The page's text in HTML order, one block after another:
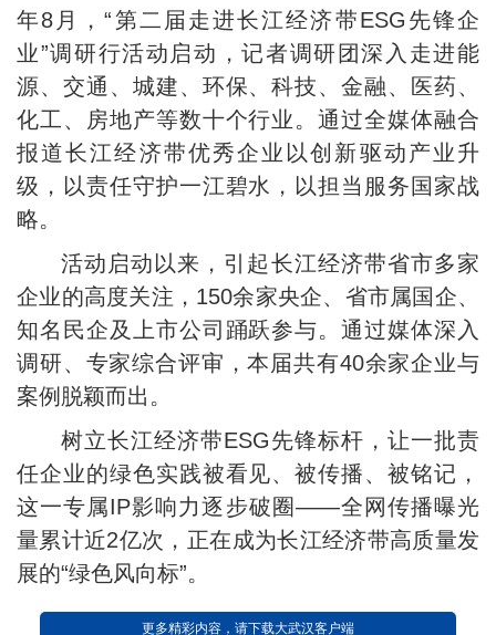
年8月，“第二届走进长江经济带ESG先锋企
业”调研行活动启动，记者调研团深入走进能
源、交通、城建、环保、科技、金融、医药、
化工、房地产等数十个行业。通过全媒体融合
报道长江经济带优秀企业以创新驱动产业升
级，以责任守护一江碧水，以担当服务国家战
略。
活动启动以来，引起长江经济带省市多家
企业的高度关注，150余家央企、省市属国企、
知名民企及上市公司踊跃参与。通过媒体深入
调研、专家综合评审，本届共有40余家企业与
案例脱颖而出。
树立长江经济带ESG先锋标杆，让一批责
任企业的绿色实践被看见、被传播、被铭记，
这一专属IP影响力逐步破圈——全网传播曝光
量累计近2亿次，正在成为长江经济带高质量发
展的“绿色风向标”。
更多精彩内容，请下载大武汉客户端